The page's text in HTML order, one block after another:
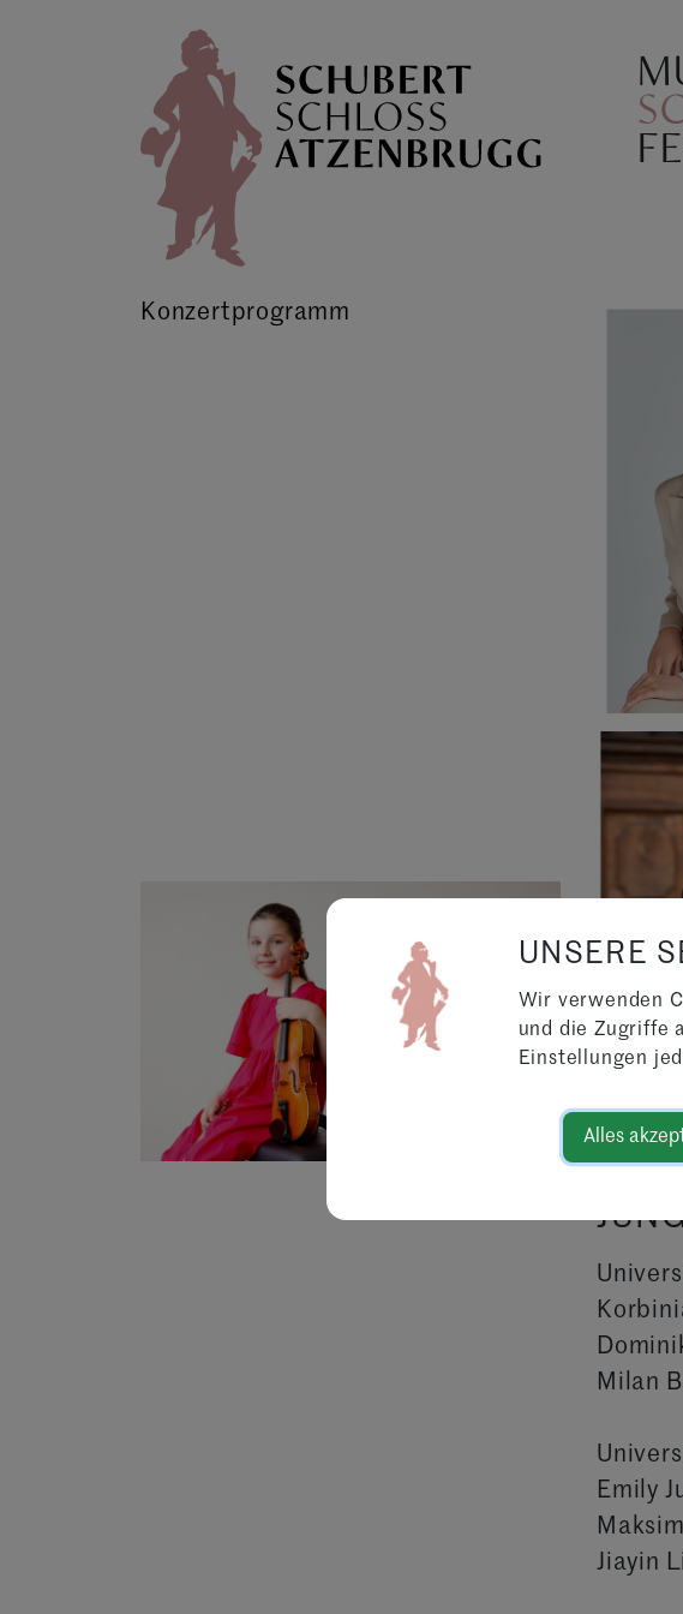
Konzertprogramm
Milan
Emily
Jiayin
UNSERE
Wir verwenden
und die Zugriffe
Einstellungen
Alles